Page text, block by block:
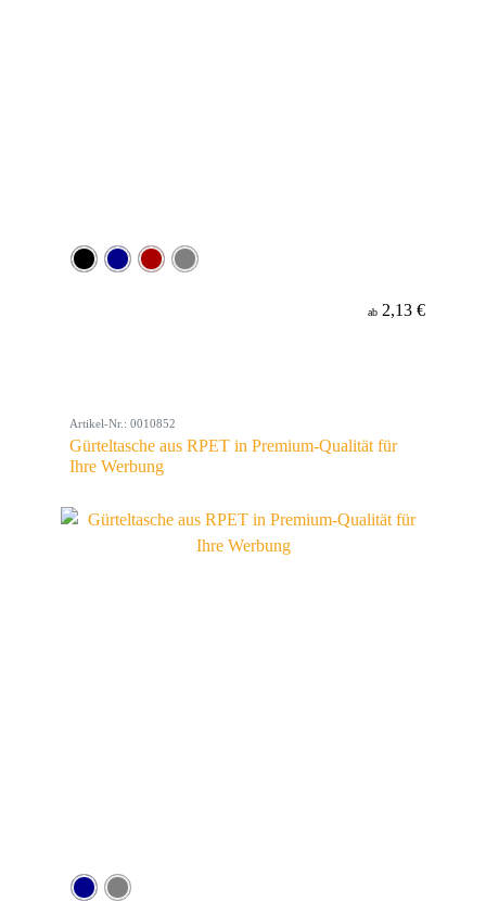
ab 2,13 €
Artikel-Nr.: 0010852
Gürteltasche aus RPET in Premium-Qualität für
Ihre Werbung